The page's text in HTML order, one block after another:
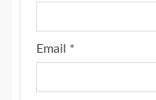
Email *